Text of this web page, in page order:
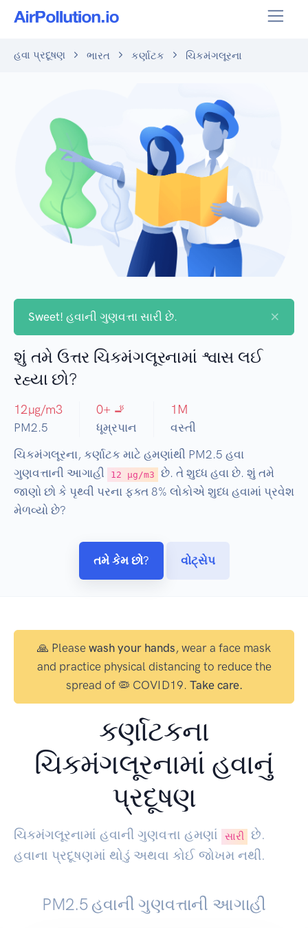
હવા પ્રદૂષણ ભારત કર્ણાટક ચિકમંગલૂરના
Sweet! હવાની ગુણવત્તા સારી છે. ×
શું તમે ઉત્તર ચિકમંગલૂરનામાં શ્વાસ લઈ
રહ્યા છો?
12µg/m3
PM2.5
0+ 🚬
ધૂમ્રપાન
1 M
વસ્તી
ચિકમંગલૂરના, કર્ણાટક માટે હમણાંથી PM2.5 હવા
ગુણવત્તાની આગાહી
12 µg/m3
છે. તે શુધ્ધ હવા છે. શું તમે
જાણો છો કે પૃથ્વી પરના ફક્ત 8% લોકોએ શુધ્ધ હવામાં પ્રવેશ
મેળવ્યો છે?
તમે કેમ છો? વોટ્સેપ
🙏 Please wash your hands, wear a face mask
and practice physical distancing to reduce the
spread of 🦠 COVID19. Take care.
કર્ણાટકના
ચિકમંગલૂરનામાં હવાનું
પ્રદૂષણ
ચિકમંગલૂરનામાં હવાની ગુણવત્તા હમણાં સારી
છે.
હવાના પ્રદૂષણમાં થોડું અથવા કોઈ જોખમ નથી.
PM2.5 હવાની ગુણવત્તાની આગાહી